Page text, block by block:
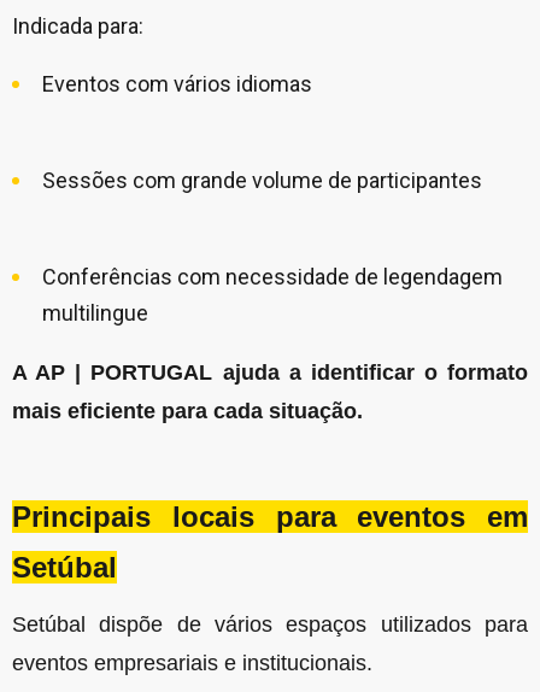
Indicada para:
Eventos com vários idiomas
Sessões com grande volume de participantes
Conferências com necessidade de legendagem
multilingue
A AP | PORTUGAL ajuda a identificar o formato
mais eficiente para cada situação.
Principais locais para eventos em
Setúbal
Setúbal dispõe de vários espaços utilizados para
eventos empresariais e institucionais.